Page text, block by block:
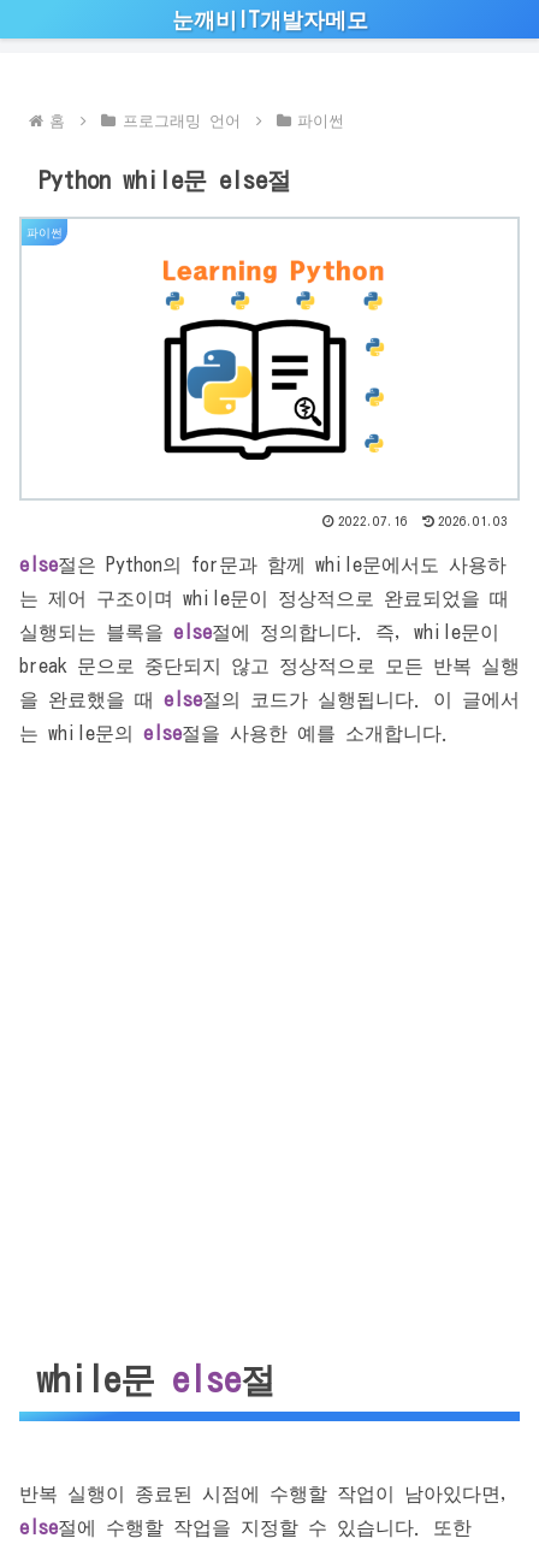
눈깨비IT개발자메모
홈 프로그래밍 언어 파이썬
Python while문 else절
파이썬
2022.07.16 2026.01.03
else절은 Python의 for문과 함께 while문에서도 사용하
는 제어 구조이며 while문이 정상적으로 완료되었을 때
실행되는 블록을 else절에 정의합니다. 즉, while문이
break 문으로 중단되지 않고 정상적으로 모든 반복 실행
을 완료했을 때 else절의 코드가 실행됩니다. 이 글에서
는 while문의 else절을 사용한 예를 소개합니다.
while문 else절
반복 실행이 종료된 시점에 수행할 작업이 남아있다면,
else절에 수행할 작업을 지정할 수 있습니다. 또한